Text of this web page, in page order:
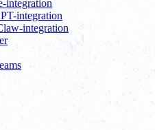
integration
integration
integration